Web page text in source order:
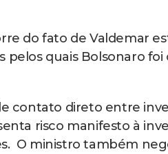
do fato de Valdemar
pelos quais Bolsonaro foi
contato direto entre
risco manifesto à
O ministro também